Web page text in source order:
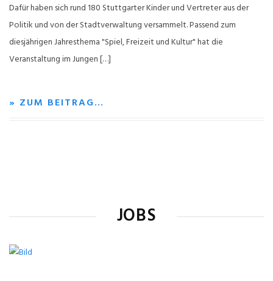
Dafür haben sich rund 180 Stuttgarter Kinder und Vertreter aus der
Politik und von der Stadtverwaltung versammelt. Passend zum
diesjährigen Jahresthema "Spiel, Freizeit und Kultur" hat die
Veranstaltung im Jungen […]
» ZUM BEITRAG…
JOBS